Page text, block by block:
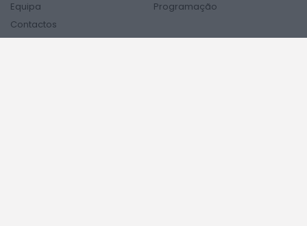
Equipa
Contactos
Privacidade e Cookies
Programação